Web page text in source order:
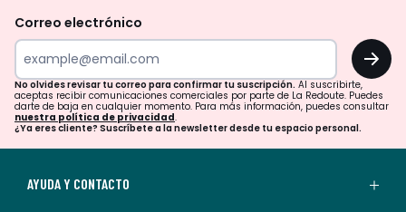
tu
para
confirmar
tu
suscripción.
Correo electrónico
OK
No olvides revisar tu correo para confirmar tu suscripción. Al suscribirte,
aceptas recibir comunicaciones comerciales por parte de La Redoute. Puedes
darte de baja en cualquier momento. Para más información, puedes consultar
nuestra política de privacidad.
¿Ya eres cliente? Suscríbete a la newsletter desde tu espacio personal.
AYUDA Y CONTACTO